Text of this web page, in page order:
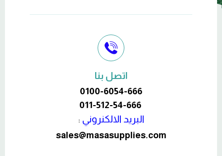
اتصل بنا
0100-6054-666
011-512-54-666
البريد الالكنروني :
sales@masasupplies.com